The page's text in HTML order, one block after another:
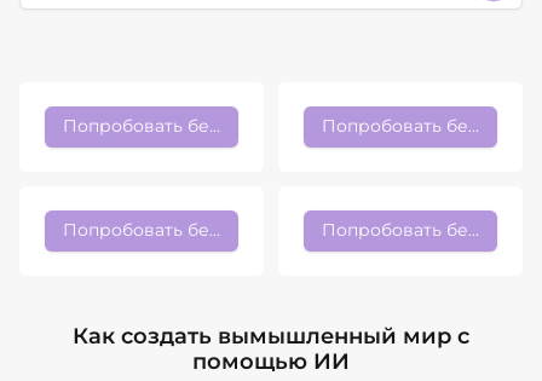
Попробовать бесплатно Попробовать бесплатно
Попробовать бесплатно Попробовать бесплатно
Как создать вымышленный мир с
помощью ИИ